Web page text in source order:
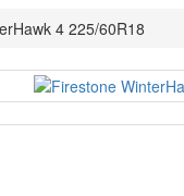
4 225/60R18